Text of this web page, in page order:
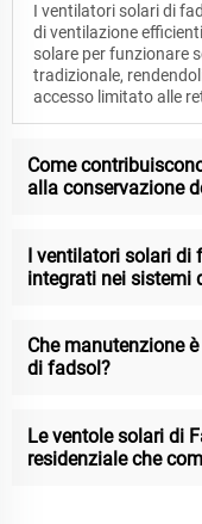
I ventilatori solari di
di ventilazione
solare per funzionare
tradizionale,
accesso limitato alle
Come
alla conservazione
I ventilatori solari di
integrati nei sistemi
Che manutenzione
di fadsol?
Le ventole solari di
residenziale che